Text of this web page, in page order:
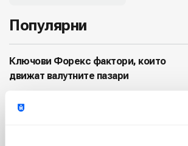
Популярни
Ключови Форекс фактори, които
движат валутните пазари